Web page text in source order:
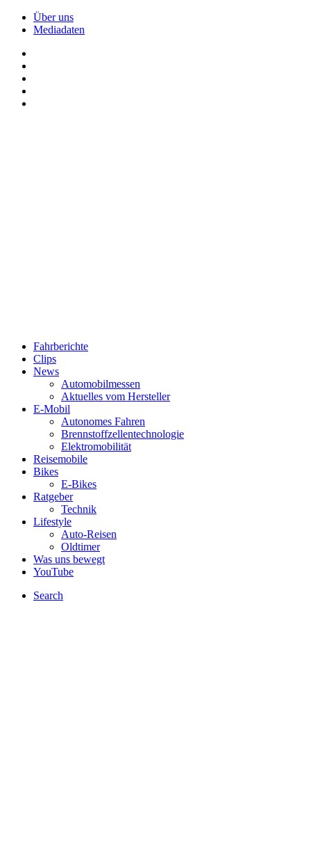
Über uns
Mediadaten
Fahrberichte
Clips
News
Automobilmessen
Aktuelles vom Hersteller
E-Mobil
Autonomes Fahren
Brennstoffzellentechnologie
Elektromobilität
Reisemobile
Bikes
E-Bikes
Ratgeber
Technik
Lifestyle
Auto-Reisen
Oldtimer
Was uns bewegt
YouTube
Search